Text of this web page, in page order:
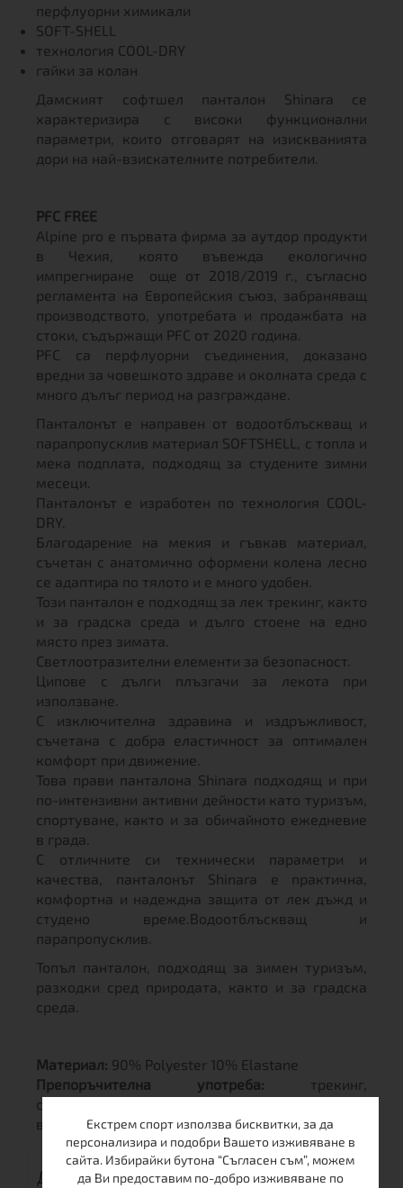
перфлуорни химикали
SOFT-SHELL
технология COOL-DRY
гайки за колан
Дамският софтшел панталон Shinara се
характеризира с високи функционални
параметри, които отговарят на изискванията
дори на най-взискателните потребители.
PFC FREE
Alpine pro е първата фирма за аутдор продукти
в Чехия, която въвежда екологично
импрегниране още от 2018/2019 г., съгласно
регламента на Европейския съюз, забраняващ
производството, употребата и продажбата на
стоки, съдържащи PFC от 2020 година.
PFC са перфлуорни съединения, доказано
вредни за човешкото здраве и околната среда с
много дълъг период на разграждане.
Панталонът е направен от водоотблъскващ и
парапропусклив материал SOFTSHELL, с топла и
мека подплата, подходящ за студените зимни
месеци.
Панталонът е изработен по технология COOL-
DRY.
Благодарение на мекия и гъвкав материал,
съчетан с анатомично оформени колена лесно
се адаптира по тялото и е много удобен.
Този панталон е подходящ за лек трекинг, както
и за градска среда и дълго стоене на едно
място през зимата.
Светлоотразителни елементи за безопасност.
Ципове с дълги плъзгачи за лекота при
използване.
С изключителна здравина и издръжливост,
съчетана с добра еластичност за оптимален
комфорт при движение.
Това прави панталона Shinara подходящ и при
по-интензивни активни дейности като туризъм,
спортуване, както и за обичайното ежедневие
в града.
С отличните си технически параметри и
качества, панталонът Shinara е практична,
комфортна и надеждна защита от лек дъжд и
студено време.Водоотблъскващ и
парапропусклив.
Топъл панталон, подходящ за зимен туризъм,
разходки сред природата, както и за градска
среда.
Материал: 90% Polyester 10% Elastane
Препоръчителна употреба: трекинг,
спортуване, разходки, за ежедневна употреба
в градска среда.
ДОСТАВКА
Екстрем спорт използва бисквитки, за да
персонализира и подобри Вашето изживяване в
сайта. Избирайки бутона “Съгласен съм”, можем
да Ви предоставим по-добро изживяване по